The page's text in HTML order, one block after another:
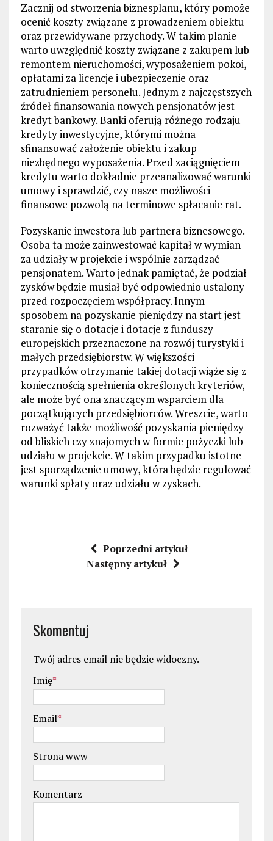
Zacznij od stworzenia biznesplanu, który pomoże
ocenić koszty związane z prowadzeniem obiektu
oraz przewidywane przychody. W takim planie
warto uwzględnić koszty związane z zakupem lub
remontem nieruchomości, wyposażeniem pokoi,
opłatami za licencje i ubezpieczenie oraz
zatrudnieniem personelu. Jednym z najczęstszych
źródeł finansowania nowych pensjonatów jest
kredyt bankowy. Banki oferują różnego rodzaju
kredyty inwestycyjne, którymi można
sfinansować założenie obiektu i zakup
niezbędnego wyposażenia. Przed zaciągnięciem
kredytu warto dokładnie przeanalizować warunki
umowy i sprawdzić, czy nasze możliwości
finansowe pozwolą na terminowe spłacanie rat.
Pozyskanie inwestora lub partnera biznesowego.
Osoba ta może zainwestować kapitał w wymian
za udziały w projekcie i wspólnie zarządzać
pensjonatem. Warto jednak pamiętać, że podział
zysków będzie musiał być odpowiednio ustalony
przed rozpoczęciem współpracy. Innym
sposobem na pozyskanie pieniędzy na start jest
staranie się o dotacje i dotacje z funduszy
europejskich przeznaczone na rozwój turystyki i
małych przedsiębiorstw. W większości
przypadków otrzymanie takiej dotacji wiąże się z
koniecznością spełnienia określonych kryteriów,
ale może być ona znaczącym wsparciem dla
początkujących przedsiębiorców. Wreszcie, warto
rozważyć także możliwość pozyskania pieniędzy
od bliskich czy znajomych w formie pożyczki lub
udziału w projekcie. W takim przypadku istotne
jest sporządzenie umowy, która będzie regulować
warunki spłaty oraz udziału w zyskach.
Poprzedni artykuł
Następny artykuł
Skomentuj
Twój adres email nie będzie widoczny.
Imię*
Email*
Strona www
Komentarz